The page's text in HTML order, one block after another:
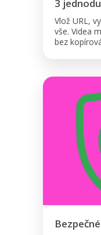
3
Vlož URL,
vše. Videa
bez